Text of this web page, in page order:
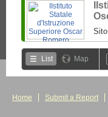
List Map
Home Submit a Report